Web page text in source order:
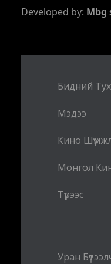
Developed by: Mbg
Бидний
Мэдээ
Кино
Монгол
Түрээс
Уран